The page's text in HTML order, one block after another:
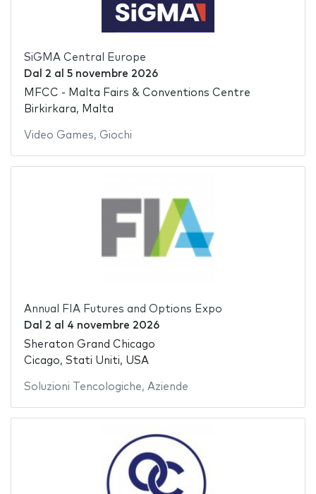
SiGMA Central Europe
Dal 2 al 5 novembre 2026
MFCC - Malta Fairs & Conventions Centre
Birkirkara, Malta
Video Games, Giochi
Annual FIA Futures and Options Expo
Dal 2 al 4 novembre 2026
Sheraton Grand Chicago
Cicago, Stati Uniti, USA
Soluzioni Tencologiche, Aziende